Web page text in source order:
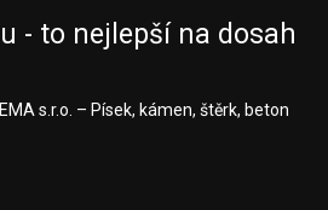
- to nejlepší na dosah
s.r.o. – Písek, kámen, štěrk, beton